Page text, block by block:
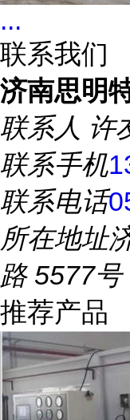
...
联系我们
济南思明
联系人 许
联系手机
联系电话
所在地址
路 5577号
推荐产品